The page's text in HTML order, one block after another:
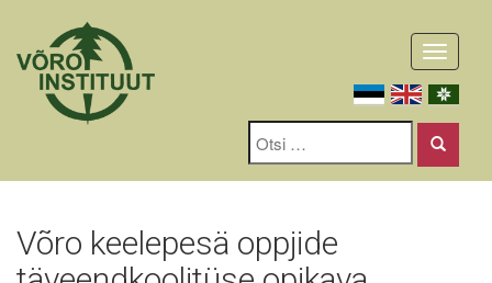
Toggle
Võro keelepesä oppjide